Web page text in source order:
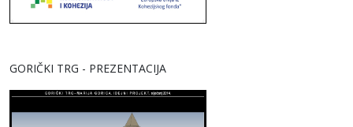
GORIČKI TRG - PREZENTACIJA